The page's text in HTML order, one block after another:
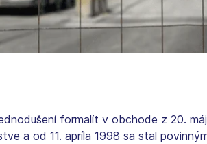
formalít v obchode z 20.
a od 11. apríla 1998 sa stal